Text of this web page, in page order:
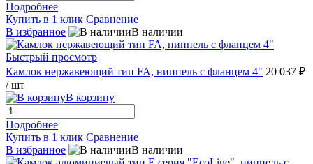
Подробнее
Купить в 1 клик Сравнение
В избранное
В наличии
Быстрый просмотр
Камлок нержавеющий тип FA, ниппель с фланцем 4" 20 037 ₽
/ шт
В корзину
Подробнее
Купить в 1 клик Сравнение
В избранное
В наличии